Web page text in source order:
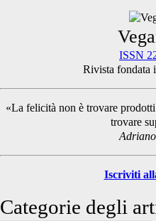
Sidebar
ISSN
Rivista fondata
«La felicità non è trovare
trovare
Iscriviti
Categorie degli